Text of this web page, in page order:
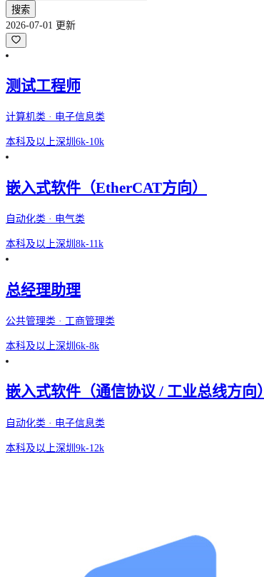
搜索
2026-07-01 更新
测试工程师
计算机类 · 电子信息类
本科及以上深圳 6k-10k
嵌入式软件（EtherCAT方向）
自动化类 · 电气类
本科及以上深圳 8k-11k
总经理助理
公共管理类 · 工商管理类
本科及以上深圳 6k-8k
嵌入式软件（通信协议 / 工业总线方向）
自动化类 · 电子信息类
本科及以上深圳 9k-12k